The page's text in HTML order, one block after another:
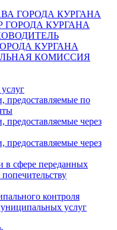
ГОРОДА КУРГАНА
ГОРОДА КУРГАНА
КУРГАНА
КОМИССИЯ
предоставляемые по
через
через
в сфере переданных
контроля
услуг